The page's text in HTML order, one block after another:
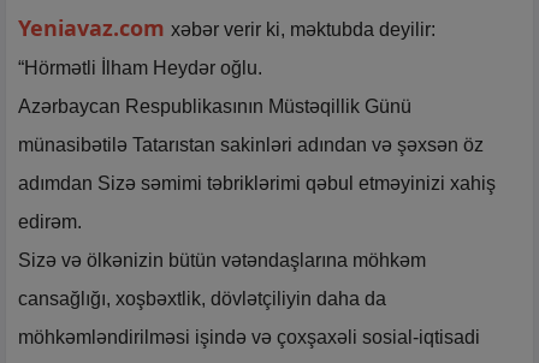
Yeniavaz.com xəbər verir ki, məktubda deyilir:
“Hörmətli İlham Heydər oğlu.
Azərbaycan Respublikasının Müstəqillik Günü
münasibətilə Tatarıstan sakinləri adından və şəxsən öz
adımdan Sizə səmimi təbriklərimi qəbul etməyinizi xahiş
edirəm.
Sizə və ölkənizin bütün vətəndaşlarına möhkəm
cansağlığı, xoşbəxtlik, dövlətçiliyin daha da
möhkəmləndirilməsi işində və çoxşaxəli sosial-iqtisadi